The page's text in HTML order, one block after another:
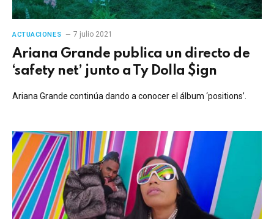
ACTUACIONES 7 julio 2021
Ariana Grande publica un directo de
‘safety net’ junto a Ty Dolla $ign
Ariana Grande continúa dando a conocer el álbum ‘positions’.